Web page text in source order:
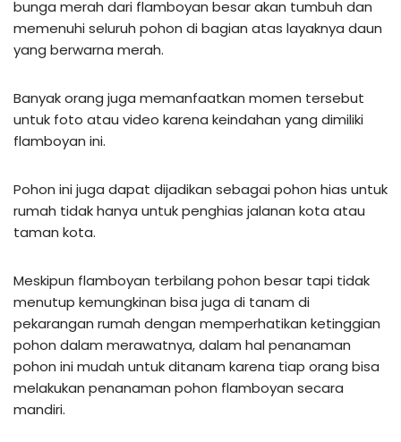
bunga merah dari flamboyan besar akan tumbuh dan
memenuhi seluruh pohon di bagian atas layaknya daun
yang berwarna merah.
Banyak orang juga memanfaatkan momen tersebut
untuk foto atau video karena keindahan yang dimiliki
flamboyan ini.
Pohon ini juga dapat dijadikan sebagai pohon hias untuk
rumah tidak hanya untuk penghias jalanan kota atau
taman kota.
Meskipun flamboyan terbilang pohon besar tapi tidak
menutup kemungkinan bisa juga di tanam di
pekarangan rumah dengan memperhatikan ketinggian
pohon dalam merawatnya, dalam hal penanaman
pohon ini mudah untuk ditanam karena tiap orang bisa
melakukan penanaman pohon flamboyan secara
mandiri.